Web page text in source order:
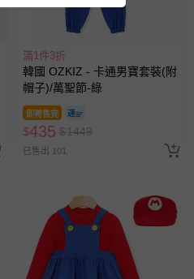
滿1件3折
韓國 OZKIZ - 卡通男寶套裝(附
帽子)/萬聖節-綠
即將售完
$435 $1449
已售出 101